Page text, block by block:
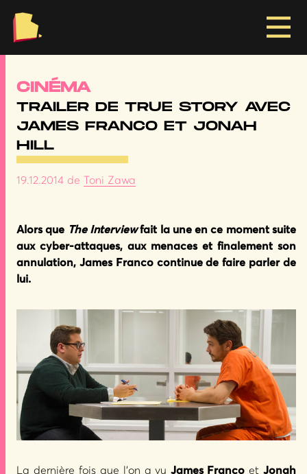
CINÉMA
TRAILER DE TRUE STORY AVEC
JAMES FRANCO ET JONAH
HILL
19.12.2014 de Toni Zawa
Alors que The Interviewfait la une en ce moment suite
aux cyber-attaques, aux menaces et finalement son
annulation, James Franco continue de faire parler de
lui.
La dernière fois que l’on a vuJames Franco etJonah